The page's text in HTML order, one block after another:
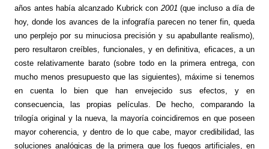
años antes había alcanzado Kubrick con 2001(que incluso a día de
hoy, donde los avances de la infografía parecen no tener fin, queda
uno perplejo por su minuciosa precisión y su apabullante realismo),
pero resultaron creíbles, funcionales, y en definitiva, eficaces, a un
coste relativamente barato (sobre todo en la primera entrega, con
mucho menos presupuesto que las siguientes), máxime si tenemos
en cuenta lo bien que han envejecido sus efectos, y en
consecuencia, las propias películas. De hecho, comparando la
trilogía original y la nueva, la mayoría coincidiremos en que poseen
mayor coherencia, y dentro de lo que cabe, mayor credibilidad, las
soluciones analógicas de la primera que los fuegos artificiales, en